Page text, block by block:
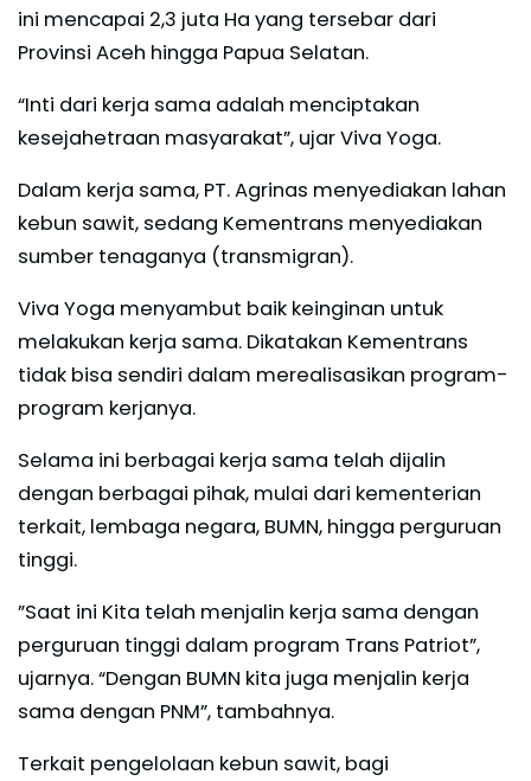
ini mencapai 2,3 juta Ha yang tersebar dari
Provinsi Aceh hingga Papua Selatan.
“Inti dari kerja sama adalah menciptakan
kesejahetraan masyarakat”, ujar Viva Yoga.
Dalam kerja sama, PT. Agrinas menyediakan lahan
kebun sawit, sedang Kementrans menyediakan
sumber tenaganya (transmigran).
Viva Yoga menyambut baik keinginan untuk
melakukan kerja sama. Dikatakan Kementrans
tidak bisa sendiri dalam merealisasikan program-
program kerjanya.
Selama ini berbagai kerja sama telah dijalin
dengan berbagai pihak, mulai dari kementerian
terkait, lembaga negara, BUMN, hingga perguruan
tinggi.
”Saat ini Kita telah menjalin kerja sama dengan
perguruan tinggi dalam program Trans Patriot”,
ujarnya. “Dengan BUMN kita juga menjalin kerja
sama dengan PNM”, tambahnya.
Terkait pengelolaan kebun sawit, bagi